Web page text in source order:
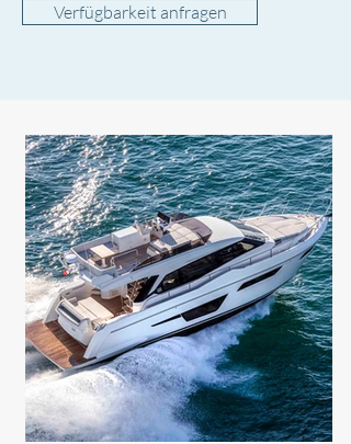
Verfügbarkeit anfragen